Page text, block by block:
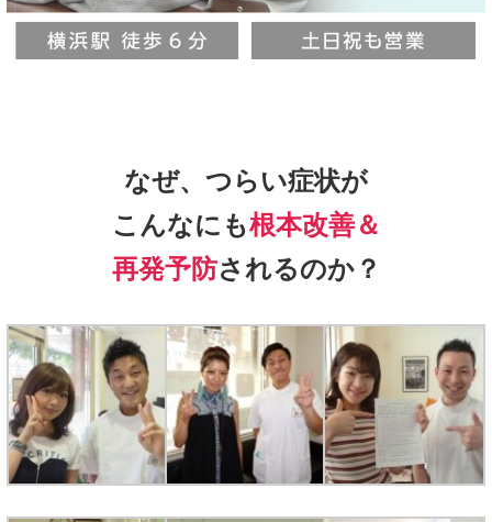
なぜ、つらい症状が
こんなにも根本改善＆
再発予防されるのか？